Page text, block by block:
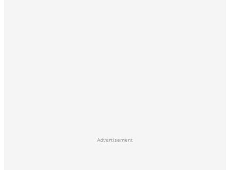
Advertisement